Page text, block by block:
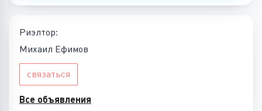
Риэлтор:
Михаил Ефимов
связаться
Все объявления